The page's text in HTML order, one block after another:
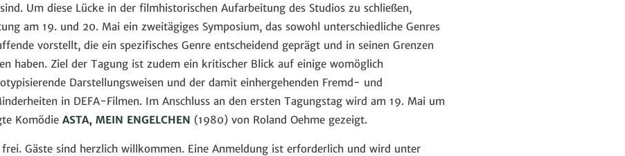
Um diese Lücke in der filmhistorischen Aufarbeitung des Studios zu schließen,
am 19. und 20. Mai ein zweitägiges Symposium, das sowohl unterschiedliche Genres
vorstellt, die ein spezifisches Genre entscheidend geprägt und in seinen Grenzen
haben. Ziel der Tagung ist zudem ein kritischer Blick auf einige womöglich
Darstellungsweisen und der damit einhergehenden Fremd- und
in DEFA-Filmen. Im Anschluss an den ersten Tagungstag wird am 19. Mai um
Komödie ASTA, MEIN ENGELCHEN (1980) von Roland Oehme gezeigt.
Gäste sind herzlich willkommen. Eine Anmeldung ist erforderlich und wird unter